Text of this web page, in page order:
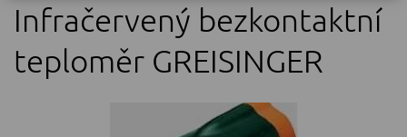
Infračervený bezkontaktní
teploměr GREISINGER